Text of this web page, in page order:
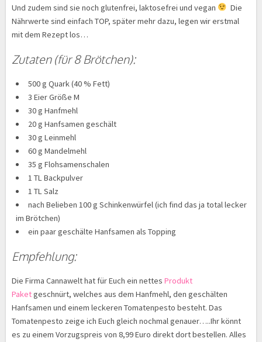
Und zudem sind sie noch glutenfrei, laktosefrei und vegan
Die
Nährwerte sind einfach TOP, später mehr dazu, legen wir erstmal
mit dem Rezept los…
Zutaten (für 8 Brötchen):
500 g Quark (40 % Fett)
3 Eier Größe M
30 g Hanfmehl
20 g Hanfsamen geschält
30 g Leinmehl
60 g Mandelmehl
35 g Flohsamenschalen
1 TL Backpulver
1 TL Salz
nach Belieben 100 g Schinkenwürfel (ich find das ja total lecker
im Brötchen)
ein paar geschälte Hanfsamen als Topping
Empfehlung:
Die Firma Cannawelt hat für Euch ein nettes Produkt
Paketgeschnürt, welches aus dem Hanfmehl, den geschälten
Hanfsamen und einem leckeren Tomatenpesto besteht. Das
Tomatenpesto zeige ich Euch gleich nochmal genauer…..Ihr könnt
es zu einem Vorzugspreis von 8,99 Euro direkt dort bestellen. Alles